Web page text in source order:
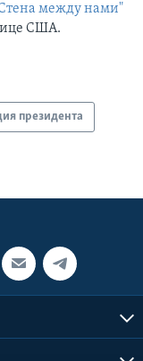
между нами"
США.
президента